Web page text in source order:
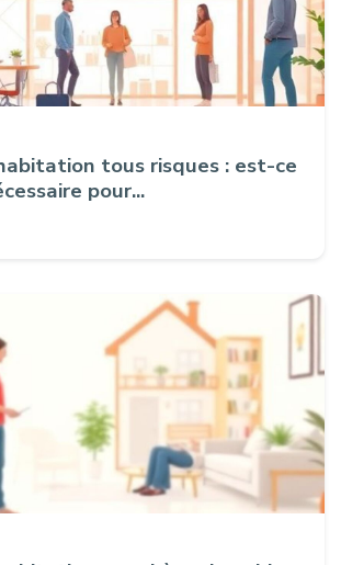
tous risques : est-ce
pour...